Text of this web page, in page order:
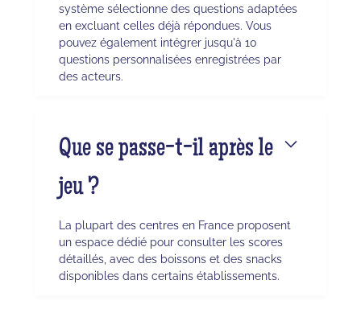
système sélectionne des questions adaptées
en excluant celles déjà répondues. Vous
pouvez également intégrer jusqu'à 10
questions personnalisées enregistrées par
des acteurs.
Que se passe-t-il après le
jeu ?
La plupart des centres en France proposent
un espace dédié pour consulter les scores
détaillés, avec des boissons et des snacks
disponibles dans certains établissements.